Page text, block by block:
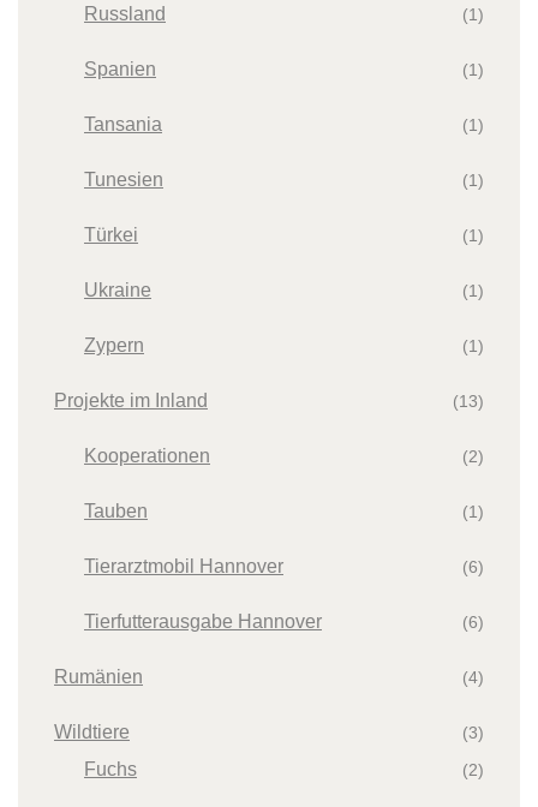
Russland (1)
Spanien (1)
Tansania (1)
Tunesien (1)
Türkei (1)
Ukraine (1)
Zypern (1)
Projekte im Inland (13)
Kooperationen (2)
Tauben (1)
Tierarztmobil Hannover (6)
Tierfutterausgabe Hannover (6)
Rumänien (4)
Wildtiere (3)
Fuchs (2)